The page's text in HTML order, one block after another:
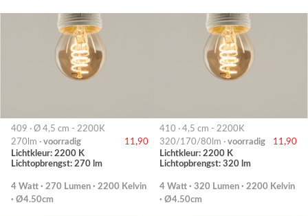
409 · Ø 4,5 cm - 2200K
270lm · voorradig
11,90
Lichtkleur: 2200 K
Lichtopbrengst: 270 lm
4 Watt · 270 Lumen · 2200 Kelvin
· Ø4.50cm
410 · 4,5 cm - 2200K
320/170/80lm · voorradig
11,90
Lichtkleur: 2200 K
Lichtopbrengst: 320 lm
4 Watt · 320 Lumen · 2200 Kelvin
· Ø4.50cm